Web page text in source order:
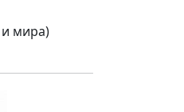
и мира)